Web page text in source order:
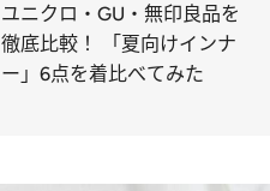
ユニクロ・GU・無印良品を
徹底比較！ 「夏向けインナ
ー」6点を着比べてみた